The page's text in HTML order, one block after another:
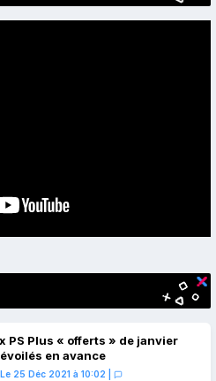
PS Plus « offerts » de janvier
en avance
Le 25 Déc 2021 à 10:02